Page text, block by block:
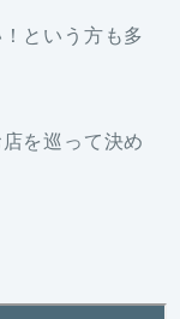
という方も多
を巡って決め